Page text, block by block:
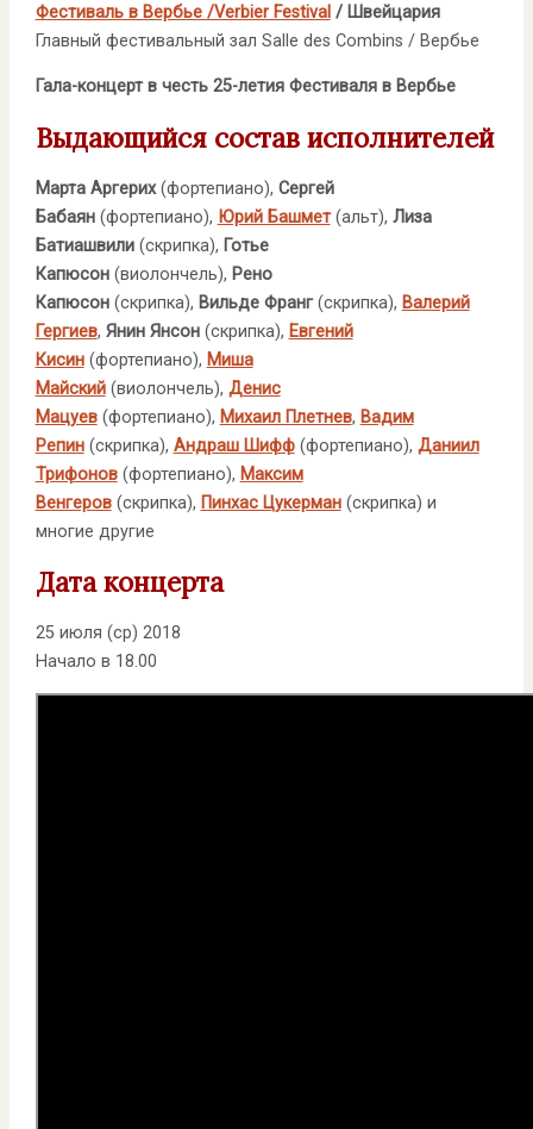
Фестиваль в Вербье /Verbier Festival / Швейцария
Главный фестивальный зал Salle des Combins / Вербье
Гала-концерт в честь 25-летия Фестиваля в Вербье
Выдающийся состав исполнителей
Марта Аргерих(фортепиано), Сергей
Бабаян(фортепиано), Юрий Башмет(альт), Лиза
Батиашвили(скрипка), Готье
Капюсон (виолончель), Рено
Капюсон(скрипка), Вильде Франг(скрипка), Валерий
Гергиев, Янин Янсон(скрипка), Евгений
Кисин (фортепиано), Миша
Майский(виолончель), Денис
Мацуев(фортепиано), Михаил Плетнев, Вадим
Репин(скрипка), Андраш Шифф(фортепиано), Даниил
Трифонов(фортепиано), Максим
Венгеров(скрипка), Пинхас Цукерман(скрипка) и
многие другие
Дата концерта
25 июля (ср) 2018
Начало в 18.00